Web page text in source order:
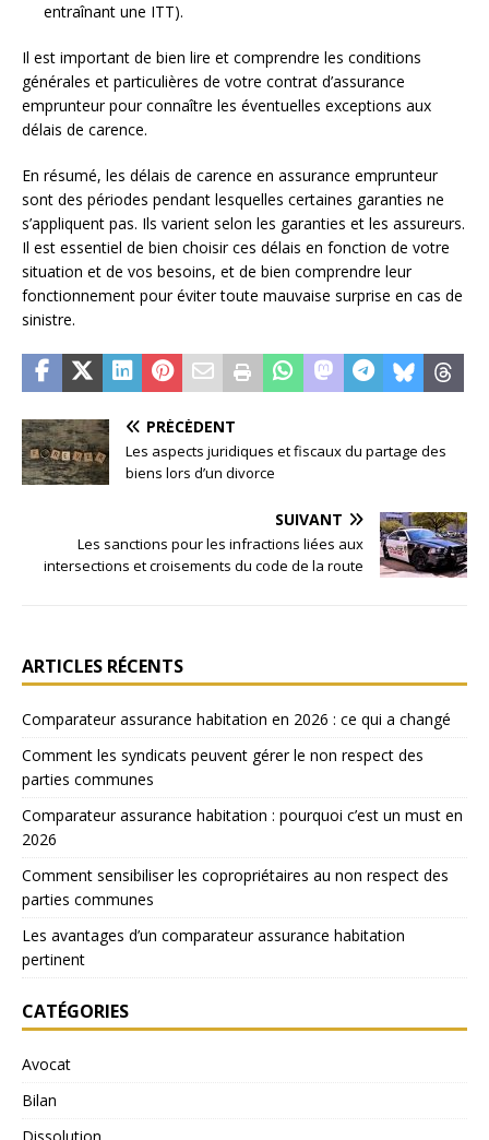
entraînant une ITT).
Il est important de bien lire et comprendre les conditions
générales et particulières de votre contrat d’assurance
emprunteur pour connaître les éventuelles exceptions aux
délais de carence.
En résumé, les délais de carence en assurance emprunteur
sont des périodes pendant lesquelles certaines garanties ne
s’appliquent pas. Ils varient selon les garanties et les assureurs.
Il est essentiel de bien choisir ces délais en fonction de votre
situation et de vos besoins, et de bien comprendre leur
fonctionnement pour éviter toute mauvaise surprise en cas de
sinistre.
PRÉCÉDENT
Les aspects juridiques et fiscaux du partage des
biens lors d’un divorce
SUIVANT
Les sanctions pour les infractions liées aux
intersections et croisements du code de la route
ARTICLES RÉCENTS
Comparateur assurance habitation en 2026 : ce qui a changé
Comment les syndicats peuvent gérer le non respect des
parties communes
Comparateur assurance habitation : pourquoi c’est un must en
2026
Comment sensibiliser les copropriétaires au non respect des
parties communes
Les avantages d’un comparateur assurance habitation
pertinent
CATÉGORIES
Avocat
Bilan